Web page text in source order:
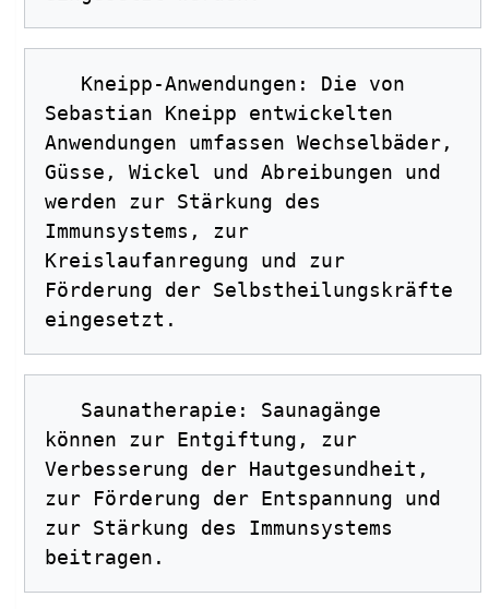
Sebastian Kneipp entwickelten
Anwendungen umfassen Wechselbäder,
Güsse, Wickel und Abreibungen und
werden zur Stärkung des
Immunsystems, zur
Kreislaufanregung und zur
Förderung der Selbstheilungskräfte
können zur Entgiftung, zur
Verbesserung der Hautgesundheit,
zur Förderung der Entspannung und
zur Stärkung des Immunsystems